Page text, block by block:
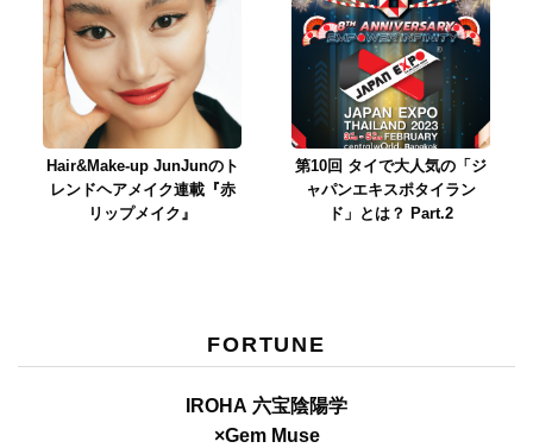
Hair&Make-up JunJunのト
レンドヘアメイク連載『赤
リップメイク』
第10回 タイで大人気の「ジ
ャパンエキスポタイラン
ド」とは？ Part.2
FORTUNE
IROHA 六宝陰陽学
×Gem Muse